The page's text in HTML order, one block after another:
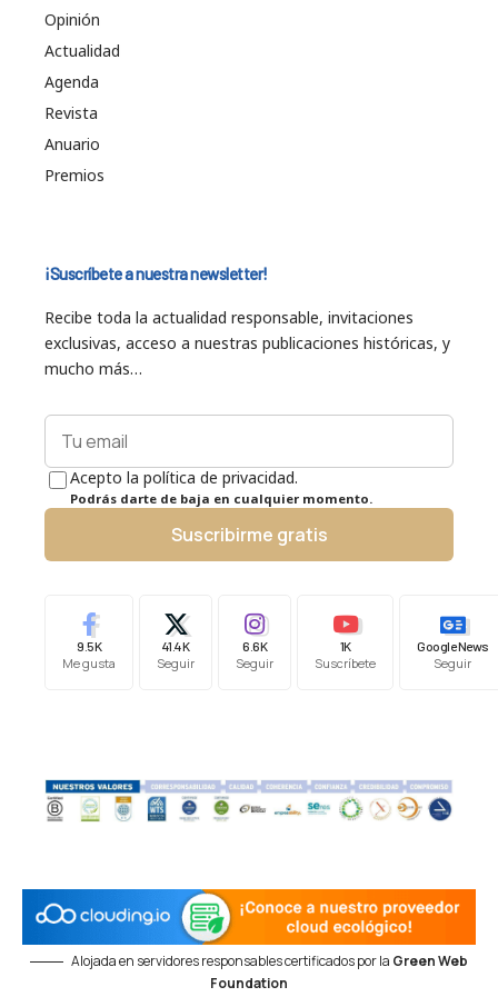
Opinión
Actualidad
Agenda
Revista
Anuario
Premios
¡Suscríbete a nuestra newsletter!
Recibe toda la actualidad responsable, invitaciones
exclusivas, acceso a nuestras publicaciones históricas, y
mucho más…
Acepto la política de privacidad.
Podrás darte de baja en cualquier momento.
Suscribirme gratis
9.5K
Me gusta
41.4K
Seguir
6.6K
Seguir
1K
Suscríbete
Google News
Seguir
Alojada en servidores responsables certificados por la Green Web
Foundation